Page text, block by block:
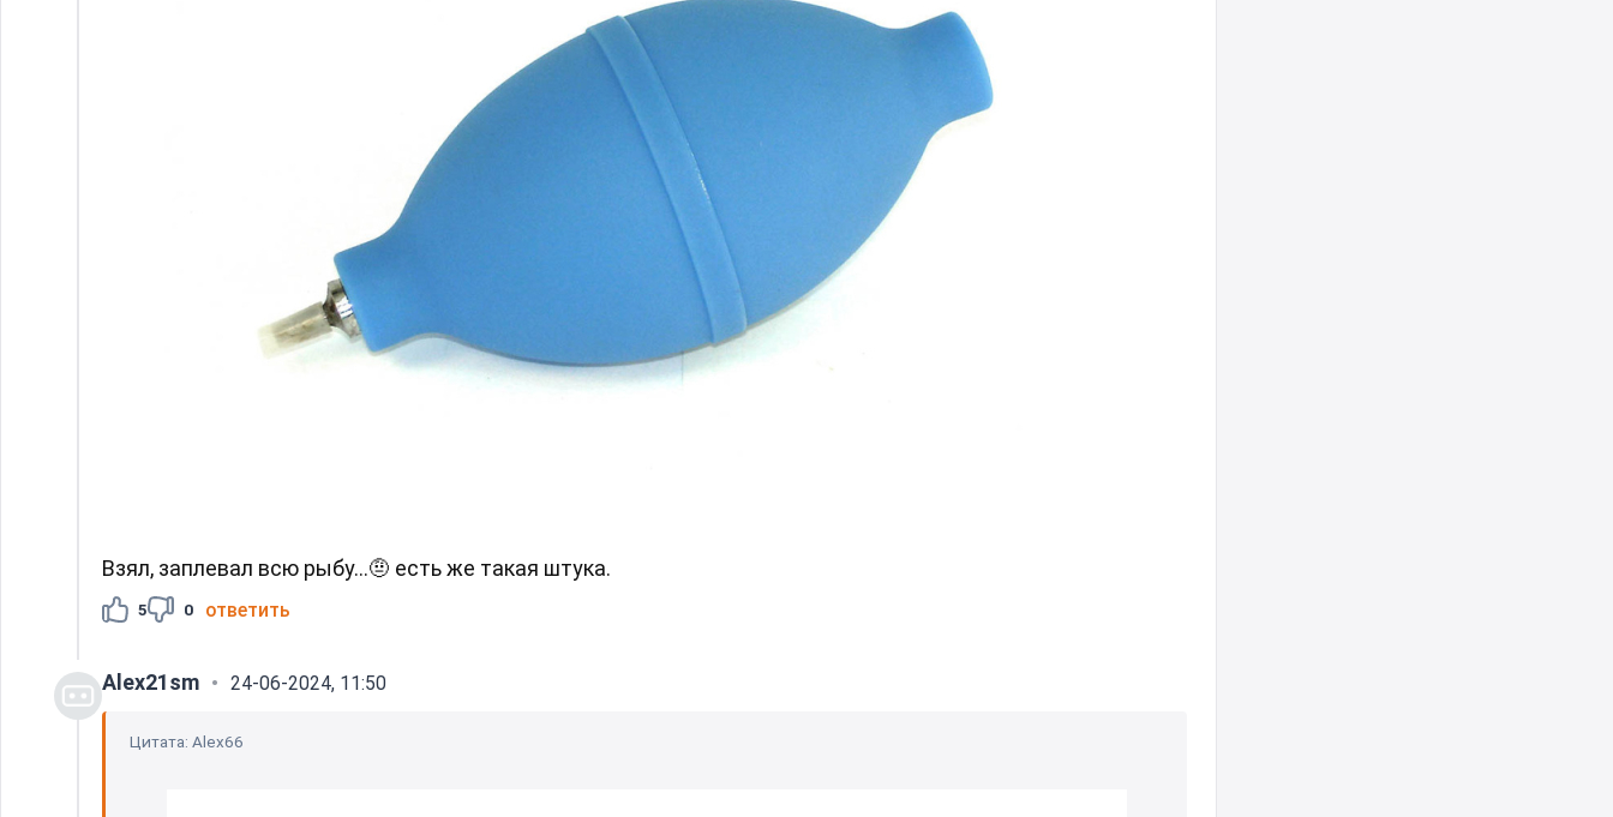
Взял, заплевал всю рыбу...🤨 есть же такая штука.
5 0 ответить
Alex21sm 24-06-2024, 11:50
Цитата: Alex66